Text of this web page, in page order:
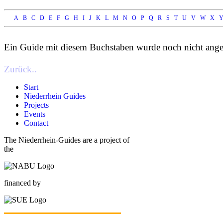
A B C D E F G H I J K L M N O P Q R S T U V W X Y
Ein Guide mit diesem Buchstaben wurde noch nicht
Zurück..
Start
Niederrhein Guides
Projects
Events
Contact
The Niederrhein-Guides are a project of
the
financed by